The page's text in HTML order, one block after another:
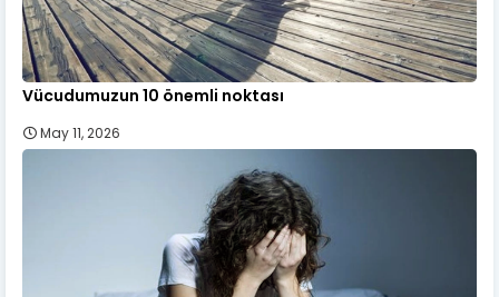
Vücudumuzun 10 önemli noktası
May 11, 2026